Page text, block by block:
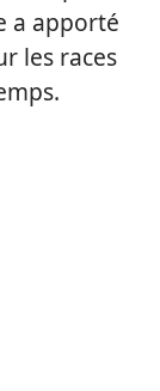
a apporté
les races